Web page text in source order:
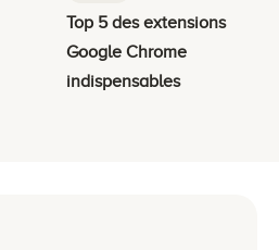
Top 5 des extensions
Google Chrome
indispensables